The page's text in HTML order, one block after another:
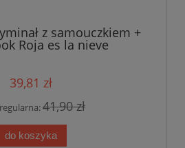
z samouczkiem +
Roja es la nieve
39,81 zł
41,90 zł
do koszyka